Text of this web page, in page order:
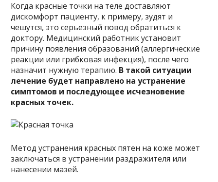
Когда красные точки на теле доставляют
дискомфорт пациенту, к примеру, зудят и
чешутся, это серьезный повод обратиться к
доктору. Медицинский работник установит
причину появления образований (аллергические
реакции или грибковая инфекция), после чего
назначит нужную терапию. В такой ситуации
лечение будет направлено на устранение
симптомов и последующее исчезновение
красных точек.
Метод устранения красных пятен на коже может
заключаться в устранении раздражителя или
нанесении мазей.